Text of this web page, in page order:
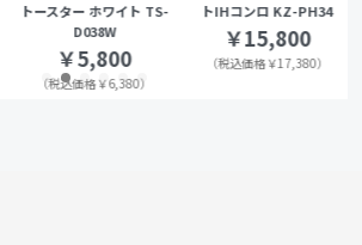
トースター ホワイト TS-
D038W
￥5,800
（税込価格￥6,380）
トIHコンロ KZ-PH34
￥15,800
（税込価格￥17,380）